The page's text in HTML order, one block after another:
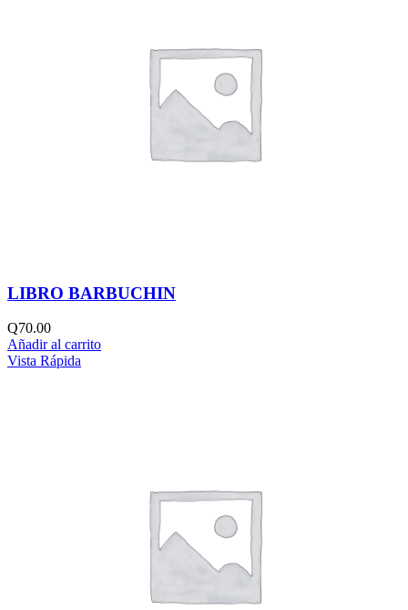
LIBRO BARBUCHIN
Q70.00
Añadir al carrito
Vista Rápida